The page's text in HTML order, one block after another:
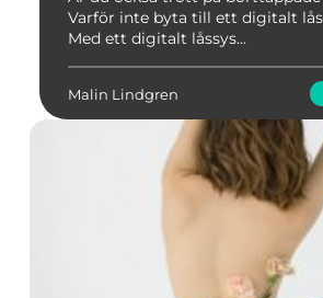
Varför inte byta till ett digitalt
Med ett digitalt låssys...
Malin Lindgren